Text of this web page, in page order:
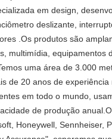
em design,
deslizante,
.Os produtos são
multimídia, equipamentos
uma área de 3.000
de 20 anos de experiência
em todo o mundo,
de produção
Honeywell, Sennheiser,